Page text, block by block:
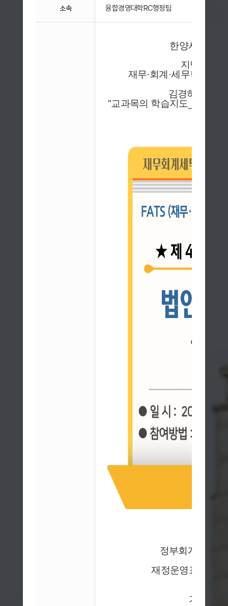
소속 융합경영대학RC행정팀
한양사이버
지난 5월
재무·회계·세무학과
김경하 교수
"교과목의 학습지도_제4차
정부회계 및 지
재정운영표·순자
기말고